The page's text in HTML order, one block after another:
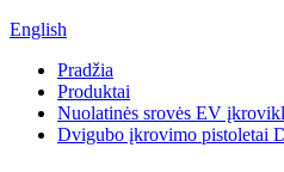
English
Pradžia
Produktai
Nuolatinės srovės EV
Dvigubo įkrovimo pistoletai